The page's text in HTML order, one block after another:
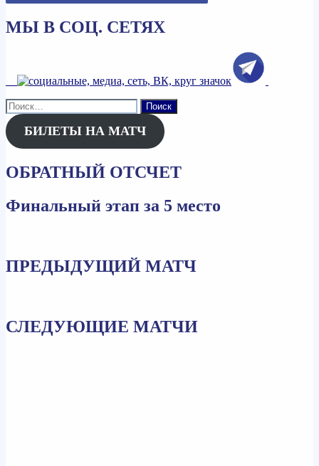
МЫ В СОЦ. СЕТЯХ
Найти:
БИЛЕТЫ НА МАТЧ
ОБРАТНЫЙ ОТСЧЕТ
Финальный этап за 5 место
ПРЕДЫДУЩИЙ МАТЧ
СЛЕДУЮЩИЕ МАТЧИ